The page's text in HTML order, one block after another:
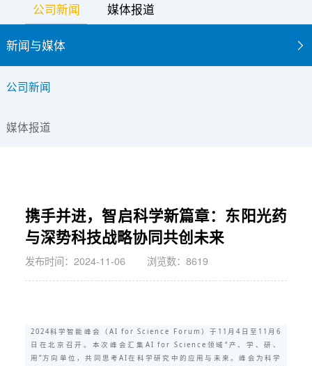
公司新闻 媒体报道
新闻与媒体
公司新闻
媒体报道
携手并进，智启科学新篇章：东阳光药
与深势科技战略协同共创未来
发布时间：2024-11-06 浏览数：8619
2024科学智能峰会（AI for Science Forum）于11月4日至11月6
日在北京召开。本次峰会汇集AI for Science领域“产、学、研、
用”方向单位，共同思考AI在科学研究中的应用与未来。峰会为科学